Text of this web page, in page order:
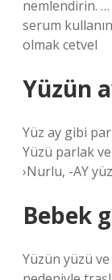
nemlendirin.
serum
olmak cetvel
Yüzün
Yüz ay gibi
Yüzü parlak
›Nurlu, -AY
Bebek
Yüzün yüzü